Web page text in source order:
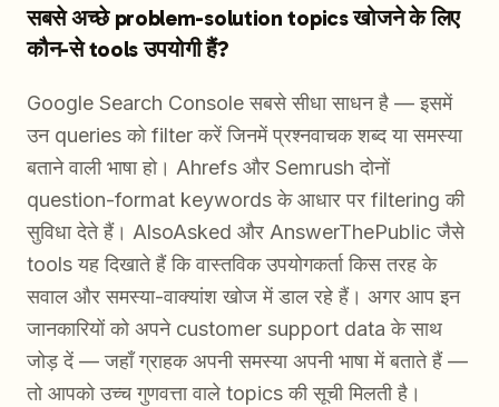
सबसे अच्छे problem-solution topics खोजने के लिए
कौन-से tools उपयोगी हैं?
Google Search Console सबसे सीधा साधन है — इसमें
उन queries को filter करें जिनमें प्रश्नवाचक शब्द या समस्या
बताने वाली भाषा हो। Ahrefs और Semrush दोनों
question-format keywords के आधार पर filtering की
सुविधा देते हैं। AlsoAsked और AnswerThePublic जैसे
tools यह दिखाते हैं कि वास्तविक उपयोगकर्ता किस तरह के
सवाल और समस्या-वाक्यांश खोज में डाल रहे हैं। अगर आप इन
जानकारियों को अपने customer support data के साथ
जोड़ दें — जहाँ ग्राहक अपनी समस्या अपनी भाषा में बताते हैं —
तो आपको उच्च गुणवत्ता वाले topics की सूची मिलती है।